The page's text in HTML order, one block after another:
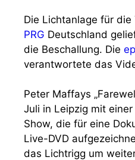
Die Lichtanlage für
PRG Deutschland
die Beschallung. Die
verantwortete das
Peter Maffays
Juli in Leipzig mit
Show, die für eine
Live-DVD
das Lichtrigg um